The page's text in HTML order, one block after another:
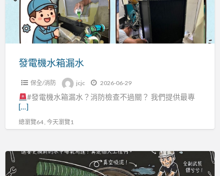
發電機水箱漏水
保全/消防 jcjc 2026-06-29
#發電機水箱漏水？消防檢查不過關？ 我們提供最專
[…]
總瀏覽64 , 今天瀏覽1
污
水